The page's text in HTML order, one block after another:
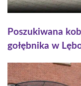
Poszukiwana
gołębnika w